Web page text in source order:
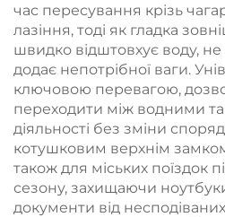
час пересування крізь
лазіння, тоді як гладка
швидко відштовхує воду,
додає непотрібної ваги.
ключовою перевагою,
переходити між водними
діяльності без зміни
котушковим верхнім
також для міських поїздок
сезону, захищаючи
документи від